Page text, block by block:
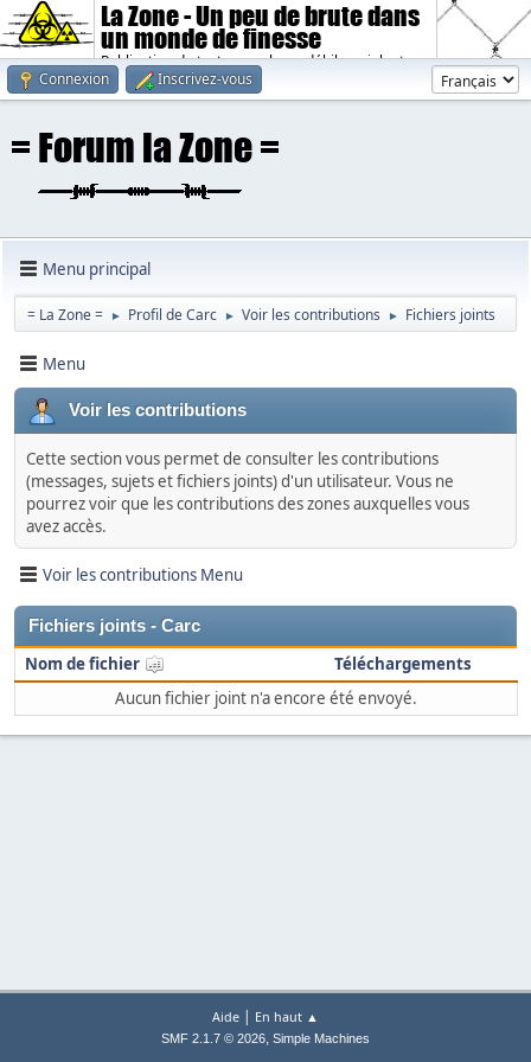
La Zone - Un peu de brute dans
un monde de finesse
Publication de textes sombres, débiles, violents.
Connexion
Inscrivez-vous
Menu principal
= La Zone = ► Profil de Carc ► Voir les contributions ► Fichiers joints
Menu
Voir les contributions
Cette section vous permet de consulter les contributions
(messages, sujets et fichiers joints) d'un utilisateur. Vous ne
pourrez voir que les contributions des zones auxquelles vous
avez accès.
Voir les contributions Menu
Fichiers joints - Carc
Nom de fichier
Téléchargements
Aucun fichier joint n'a encore été envoyé.
Aide | En haut ▲
SMF 2.1.7 © 2026, Simple Machines